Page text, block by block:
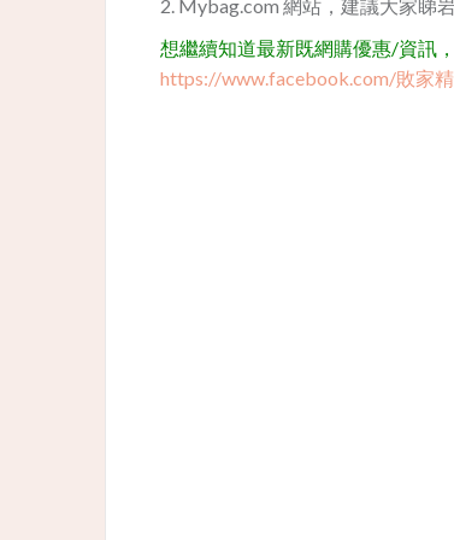
2. Mybag.com 網站，建議大家睇
想繼續知道最新既網購優惠/資訊
https://www.facebook.com/敗家精